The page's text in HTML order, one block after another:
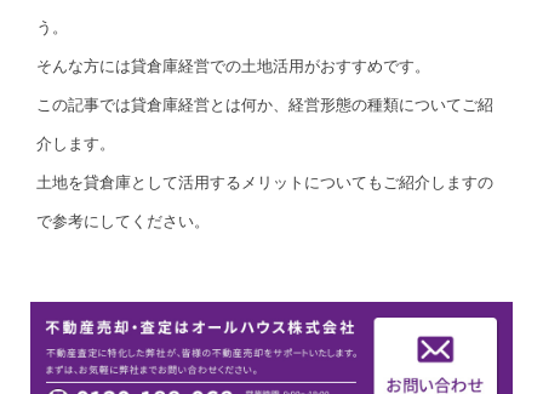
う。
そんな方には貸倉庫経営での土地活用がおすすめです。
この記事では貸倉庫経営とは何か、経営形態の種類についてご紹
介します。
土地を貸倉庫として活用するメリットについてもご紹介しますの
で参考にしてください。